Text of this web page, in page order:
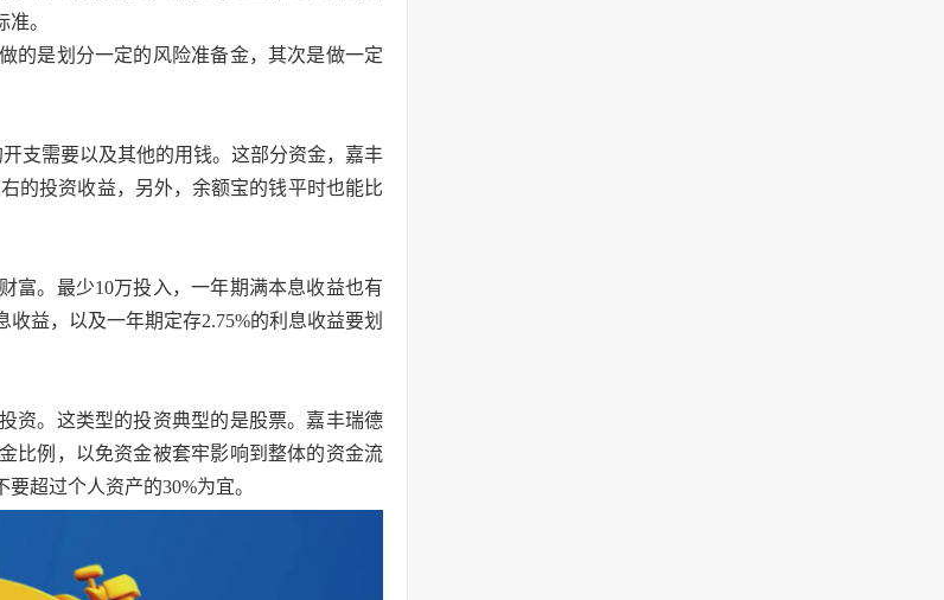
。
的是划分一定的风险准备金，其次是做一定
支需要以及其他的用钱。这部分资金，嘉丰
的投资收益，另外，余额宝的钱平时也能比
富。最少10万投入，一年期满本息收益也有
益，以及一年期定存2.75%的利息收益要划
资。这类型的投资典型的是股票。嘉丰瑞德
比例，以免资金被套牢影响到整体的资金流
超过个人资产的30%为宜。